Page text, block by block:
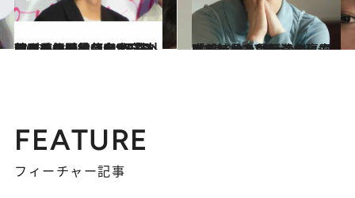
2026.5.24
朝ドラの謎めいた男「シマケン」とは何者か…劇団四季の子役→音大卒→カラオケ番組で510万円稼いだ佐野晶哉の“規格外すぎる経歴”
カルチャー 2025.5.10
「もともとは舞台の裏方志望」見上愛が演劇に興味を持った“きっかけ”は、2.5次元ミュージカル
カルチャー
FEATURE
フィーチャー記事